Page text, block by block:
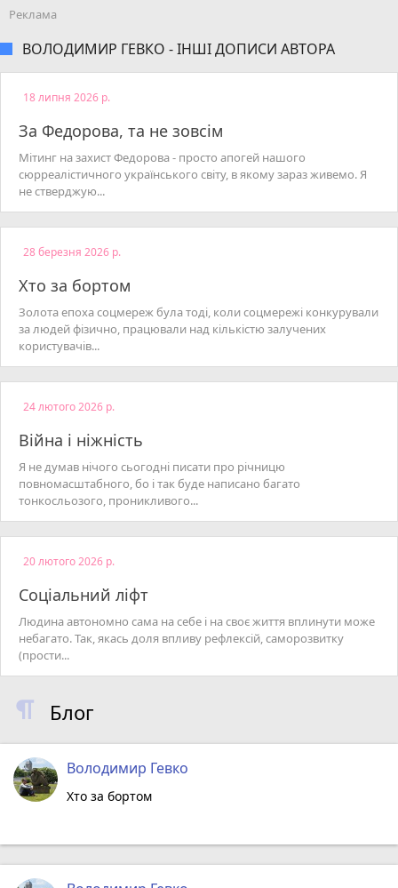
ВОЛОДИМИР ГЕВКО - ІНШІ ДОПИСИ АВТОРА
18 липня 2026 р.
За Федорова, та не зовсім
Мітинг на захист Федорова - просто апогей нашого
сюрреалістичного українського світу, в якому зараз живемо. Я
не стверджую...
28 березня 2026 р.
Хто за бортом
Золота епоха соцмереж була тоді, коли соцмережі конкурували
за людей фізично, працювали над кількістю залучених
користувачів...
24 лютого 2026 р.
Війна і ніжність
Я не думав нічого сьогодні писати про річницю
повномасштабного, бо і так буде написано багато
тонкосльозого, проникливого...
20 лютого 2026 р.
Соціальний ліфт
Людина автономно сама на себе і на своє життя вплинути може
небагато. Так, якась доля впливу рефлексій, саморозвитку
(прости...
Блог
Володимир Гевко
Хто за бортом